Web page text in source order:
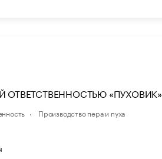
«ПУХОВИК»
Производство пера и пуха